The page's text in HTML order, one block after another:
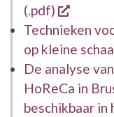
(.pdf)
opent
Technieken
op kleine
De analyse
HoReCa in
beschikbaar in